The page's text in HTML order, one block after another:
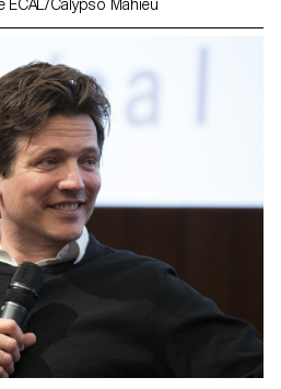
ECAL/Calypso Mahieu